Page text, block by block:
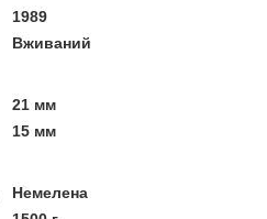
1989
Вживаний
21 мм
15 мм
Немелена